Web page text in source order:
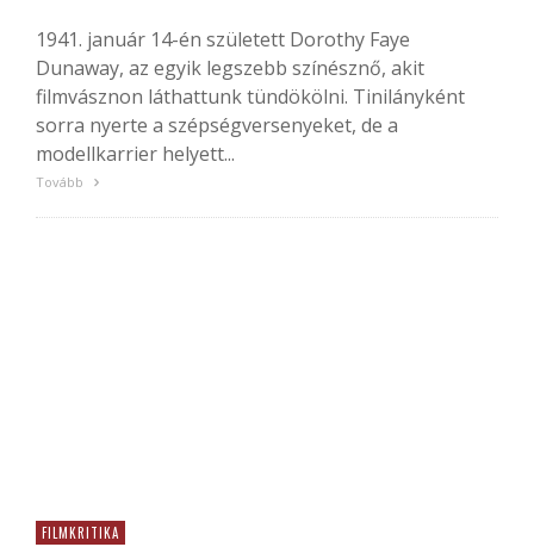
1941. január 14-én született Dorothy Faye
Dunaway, az egyik legszebb színésznő, akit
filmvásznon láthattunk tündökölni. Tinilányként
sorra nyerte a szépségversenyeket, de a
modellkarrier helyett...
Tovább
FILMKRITIKA